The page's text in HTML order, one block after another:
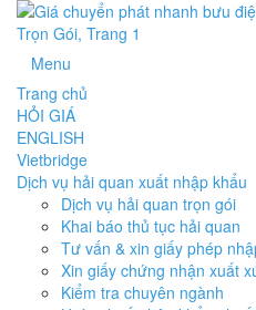
Menu
Trang chủ
HỎI GIÁ
ENGLISH
Vietbridge
Dịch vụ hải quan xuất nhập khẩu
Dịch vụ hải quan trọn gói
Khai báo thủ tục hải quan
Tư vấn & xin giấy phép
Xin giấy chứng nhận xuất
Kiểm tra chuyên ngành